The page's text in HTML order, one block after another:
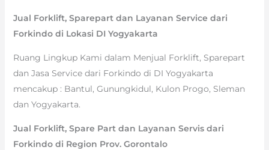
Jual Forklift, Sparepart dan Layanan Service dari
Forkindo di Lokasi DI Yogyakarta
Ruang Lingkup Kami dalam Menjual Forklift, Sparepart
dan Jasa Service dari Forkindo di DI Yogyakarta
mencakup : Bantul, Gunungkidul, Kulon Progo, Sleman
dan Yogyakarta.
Jual Forklift, Spare Part dan Layanan Servis dari
Forkindo di Region Prov. Gorontalo